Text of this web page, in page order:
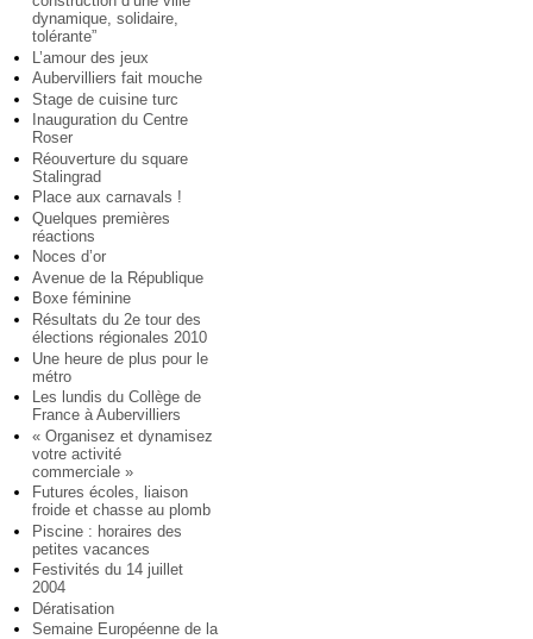
dynamique, solidaire,
tolérante”
L’amour des jeux
Aubervilliers fait mouche
Stage de cuisine turc
Inauguration du Centre
Roser
Réouverture du square
Stalingrad
Place aux carnavals !
Quelques premières
réactions
Noces d’or
Avenue de la République
Boxe féminine
Résultats du 2e tour des
élections régionales 2010
Une heure de plus pour le
métro
Les lundis du Collège de
France à Aubervilliers
« Organisez et dynamisez
votre activité
commerciale »
Futures écoles, liaison
froide et chasse au plomb
Piscine : horaires des
petites vacances
Festivités du 14 juillet
2004
Dératisation
Semaine Européenne de la